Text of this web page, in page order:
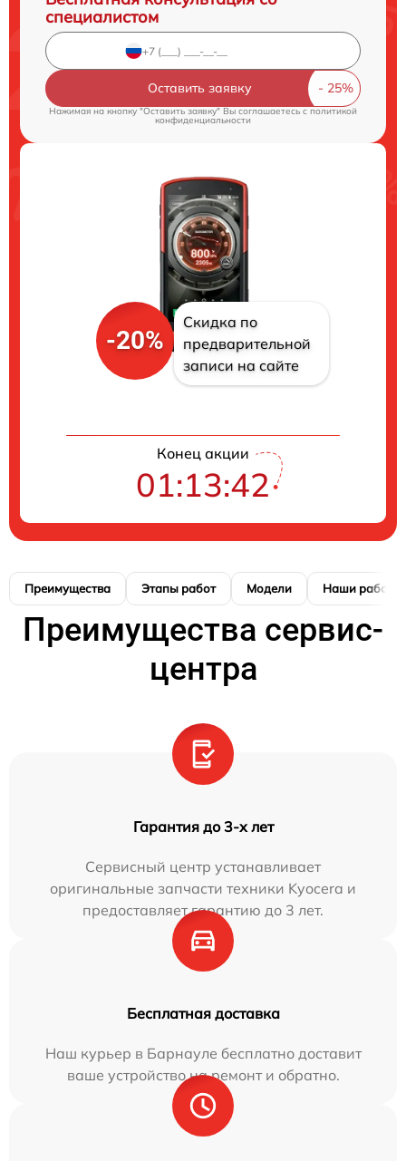
специалистом
Оставить заявку
Нажимая на кнопку "Оставить заявку" Вы соглашаетесь cполитикой
конфиденциальности
-20%
Скидка по
предварительной
записи на сайте
Конец акции
01:13:42
Преимущества Этапы работ Модели Наши работы
Преимущества сервис-
центра
Гарантия до 3-х лет
Сервисный центр устанавливает
оригинальные запчасти техники Kyocera и
предоставляет гарантию до 3 лет.
Бесплатная доставка
Наш курьер в Барнауле бесплатно доставит
ваше устройство на ремонт и обратно.